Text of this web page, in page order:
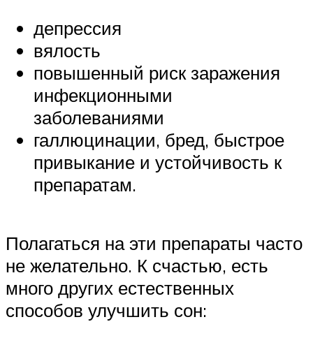
депрессия
вялость
повышенный риск заражения
инфекционными
заболеваниями
галлюцинации, бред, быстрое
привыкание и устойчивость к
препаратам.
Полагаться на эти препараты часто
не желательно. К счастью, есть
много других естественных
способов улучшить сон: